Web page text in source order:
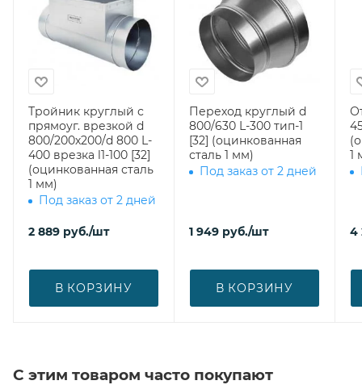
Тройник круглый с
прямоуг. врезкой d
800/200х200/d 800 L-
400 врезка l1-100 [32]
(оцинкованная сталь
1 мм)
Под заказ от 2 дней
2 889 руб./шт
В КОРЗИНУ
Переход круглый d
800/630 L-300 тип-1
[32] (оцинкованная
сталь 1 мм)
Под заказ от 2 дней
1 949 руб./шт
В КОРЗИНУ
1
4
С этим товаром часто покупают